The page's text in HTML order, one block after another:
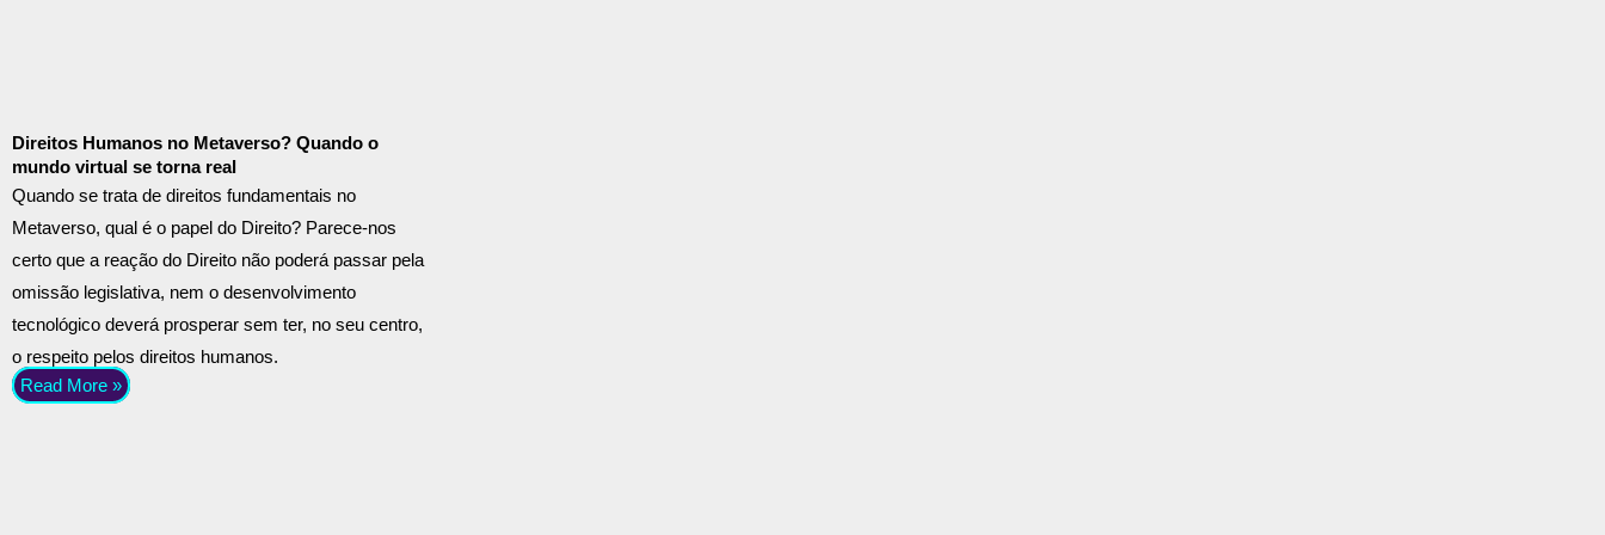
Direitos Humanos no Metaverso? Quando o
mundo virtual se torna real
Quando se trata de direitos fundamentais no
Metaverso, qual é o papel do Direito? Parece-nos
certo que a reação do Direito não poderá passar pela
omissão legislativa, nem o desenvolvimento
tecnológico deverá prosperar sem ter, no seu centro,
o respeito pelos direitos humanos.
Read More »